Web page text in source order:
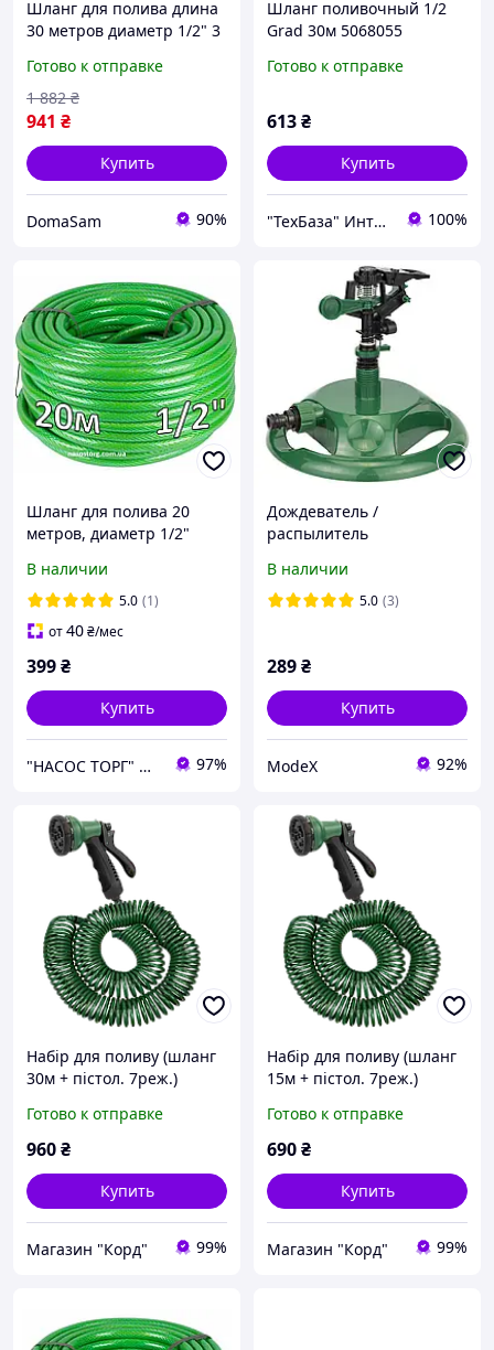
Шланг для полива длина
30 метров диаметр 1/2" 3
армированный GRAD
Готово к отправке
941 ₴
1 882 ₴
Купить
DomaSam 90%
Шланг поливочный 1/2
Grad 30м 5068055
Готово к отправке
613₴
Купить
"ТехБаза" Интернет-магазин 100%
Шланг для полива 20
метров, диаметр 1/2"
армированный) садовый,
поливочный ТМ GRAD
В наличии
5.0 (1)
от40₴/мес
399₴
Купить
"НАСОС ТОРГ" Насосное оборудование, инструменты, освещение 97%
Дождеватель /
распылитель
огорода, сада, газона (с
регулировкой,
В наличии
5.0 (3)
289₴
Купить
ModeX 92%
Набір для поливу (шланг
30м + пістол. 7реж.)
Готово к отправке
960₴
Купить
Магазин "Корд" 99%
Набір для поливу (шланг
15м + пістол. 7реж.)
Готово к отправке
690₴
Купить
Магазин "Корд" 99%